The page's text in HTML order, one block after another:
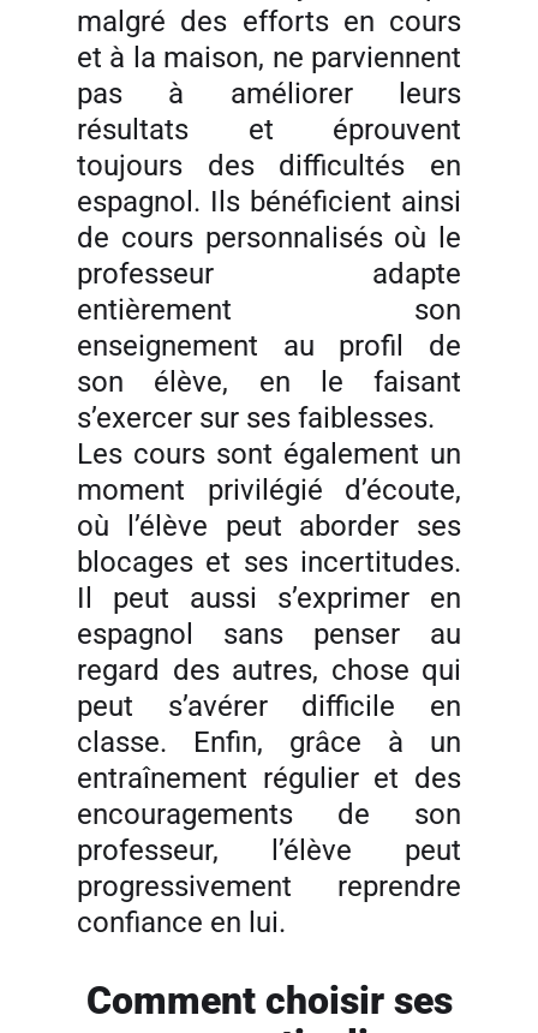
malgré des efforts en cours
et à la maison, ne parviennent
pas à améliorer leurs
résultats et éprouvent
toujours des difficultés en
espagnol. Ils bénéficient ainsi
de cours personnalisés où le
professeur adapte
entièrement son
enseignement au profil de
son élève, en le faisant
s’exercer sur ses faiblesses.
Les cours sont également un
moment privilégié d’écoute,
où l’élève peut aborder ses
blocages et ses incertitudes.
Il peut aussi s’exprimer en
espagnol sans penser au
regard des autres, chose qui
peut s’avérer difficile en
classe. Enfin, grâce à un
entraînement régulier et des
encouragements de son
professeur, l’élève peut
progressivement reprendre
confiance en lui.
Comment choisir ses